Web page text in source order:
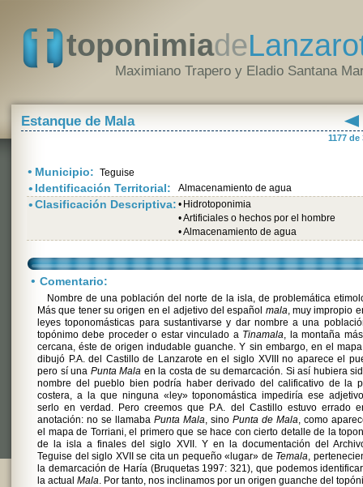
toponimiade
Maximiano Trapero y Eladio Santana
Estanque de Mala
1177 de
• Municipio: Teguise
• Identificación Territorial: Almacenamiento de agua
•Clasificación Descriptiva: • Hidrotoponimia
•Artificiales o hechos por el hombre
•Almacenamiento de agua
• Comentario:
Nombre de una población del norte de la isla, de problemática
Más que tener su origen en el adjetivo del español mala, muy impropio
leyes toponomásticas para sustantivarse y dar nombre a una
topónimo debe proceder o estar vinculado a Tinamala, la montaña
cercana, éste de origen indudable guanche. Y sin embargo, en el
dibujó P.A. del Castillo de Lanzarote en el siglo XVIII no aparece el
pero sí una Punta Mala en la costa de su demarcación. Si así hubiera
nombre del pueblo bien podría haber derivado del calificativo de la
costera, a la que ninguna «ley» toponomástica impediría ese
serlo en verdad. Pero creemos que P.A. del Castillo estuvo errado
anotación: no se llamaba Punta Mala, sino Punta de Mala, como
el mapa de Torriani, el primero que se hace con cierto detalle de la
de la isla a finales del siglo XVII. Y en la documentación del
Teguise del siglo XVII se cita un pequeño «lugar» de Temala,
la demarcación de Haría (Bruquetas 1997: 321), que podemos
la actual Mala. Por tanto, nos inclinamos por un origen guanche del